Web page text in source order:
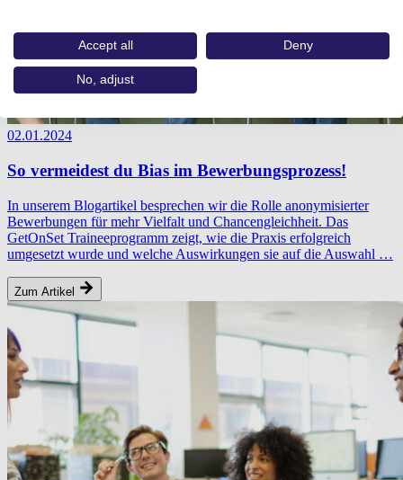
02.01.2024
So vermeidest du Bias im Bewerbungsprozess!
In unserem Blogartikel besprechen wir die Rolle anonymisierter
Bewerbungen für mehr Vielfalt und Chancengleichheit. Das
GetOnSet Traineeprogramm zeigt, wie die Praxis erfolgreich
umgesetzt wurde und welche Auswirkungen sie auf die Auswahl …
Zum Artikel
Accept all Deny
No, adjust